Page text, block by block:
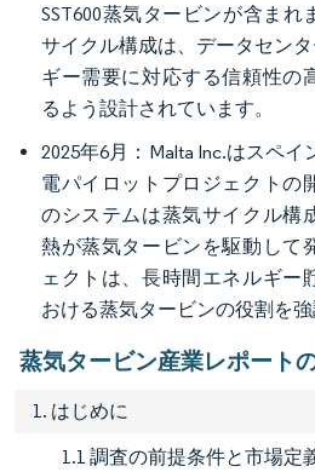
SST600蒸気タービンが含ま
サイクル構成は、データセン
ギー需要に対応する信頼性の
るよう設計されています。
2025年6月：Malta Inc.はスペ
電パイロットプロジェクトの
のシステムは蒸気サイクル構
熱が蒸気タービンを駆動して
ェクトは、長時間エネルギー
おける蒸気タービンの役割を強
蒸気タービン産業レポート
1. はじめに
1.1 調査の前提条件と市場定